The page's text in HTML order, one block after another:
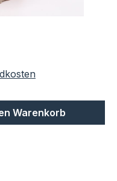
Warenkorb